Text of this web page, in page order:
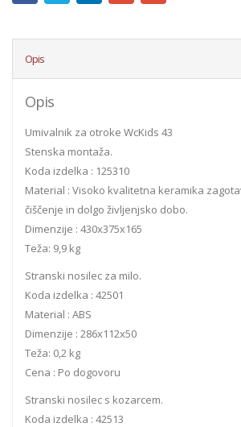
Opis
Opis
Umivalnik za otroke WcKids 43
Stenska montaža.
Koda izdelka : 125310
Material : Visoko kvalitetna keramika
čiščenje in dolgo življenjsko dobo.
Dimenzije : 430x375x165
Teža: 9,9 kg
Stranski nosilec za milo.
Koda izdelka : 42501
Material : ABS
Dimenzije : 286x112x50
Teža: 0,2 kg
Cena : Po dogovoru
Stranski nosilec s kozarcem.
Koda izdelka : 42513